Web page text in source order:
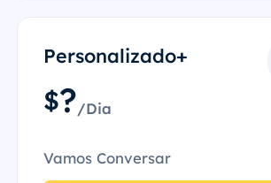
Personalizado+
$?/Dia
Vamos Conversar